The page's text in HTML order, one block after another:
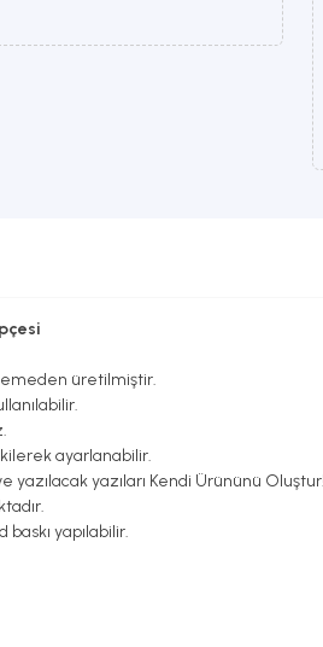
üretilmiştir.
ayarlanabilir.
yazılacak yazıları Kendi Ürününü
baskı yapılabilir.